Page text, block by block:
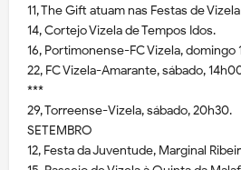
11, The Gift atuam nas Festas de
14, Cortejo Vizela de Tempos Idos.
16, Portimonense-FC Vizela, domingo
22, FC Vizela-Amarante, sábado,
***
29, Torreense-Vizela, sábado, 20h30.
SETEMBRO
12, Festa da Juventude, Marginal